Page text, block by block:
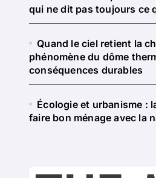
qui ne dit pas toujours ce
Quand le ciel retient la
phénomène du dôme
conséquences durables
Écologie et urbanisme :
faire bon ménage avec la